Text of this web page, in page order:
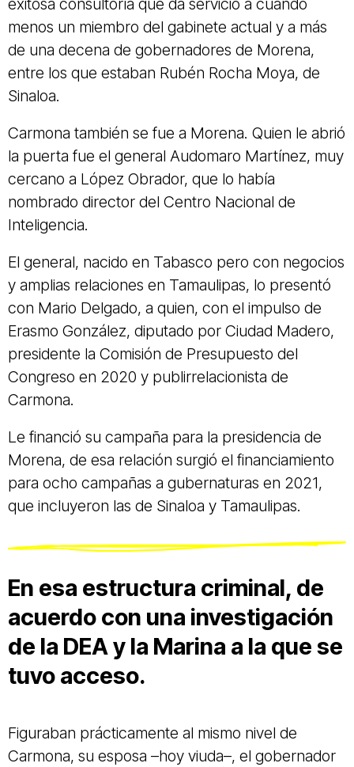
exitosa consultoría que da servicio a cuando
menos un miembro del gabinete actual y a más
de una decena de gobernadores de Morena,
entre los que estaban Rubén Rocha Moya, de
Sinaloa.
Carmona también se fue a Morena. Quien le abrió
la puerta fue el general Audomaro Martínez, muy
cercano a López Obrador, que lo había
nombrado director del Centro Nacional de
Inteligencia.
El general, nacido en Tabasco pero con negocios
y amplias relaciones en Tamaulipas, lo presentó
con Mario Delgado, a quien, con el impulso de
Erasmo González, diputado por Ciudad Madero,
presidente la Comisión de Presupuesto del
Congreso en 2020 y publirrelacionista de
Carmona.
Le financió su campaña para la presidencia de
Morena, de esa relación surgió el financiamiento
para ocho campañas a gubernaturas en 2021,
que incluyeron las de Sinaloa y Tamaulipas.
En esa estructura criminal, de
acuerdo con una investigación
de la DEA y la Marina a la que se
tuvo acceso.
Figuraban prácticamente al mismo nivel de
Carmona, su esposa –hoy viuda–, el gobernador